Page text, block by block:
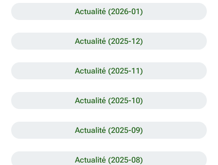
Actualité (2026-01)
Actualité (2025-12)
Actualité (2025-11)
Actualité (2025-10)
Actualité (2025-09)
Actualité (2025-08)